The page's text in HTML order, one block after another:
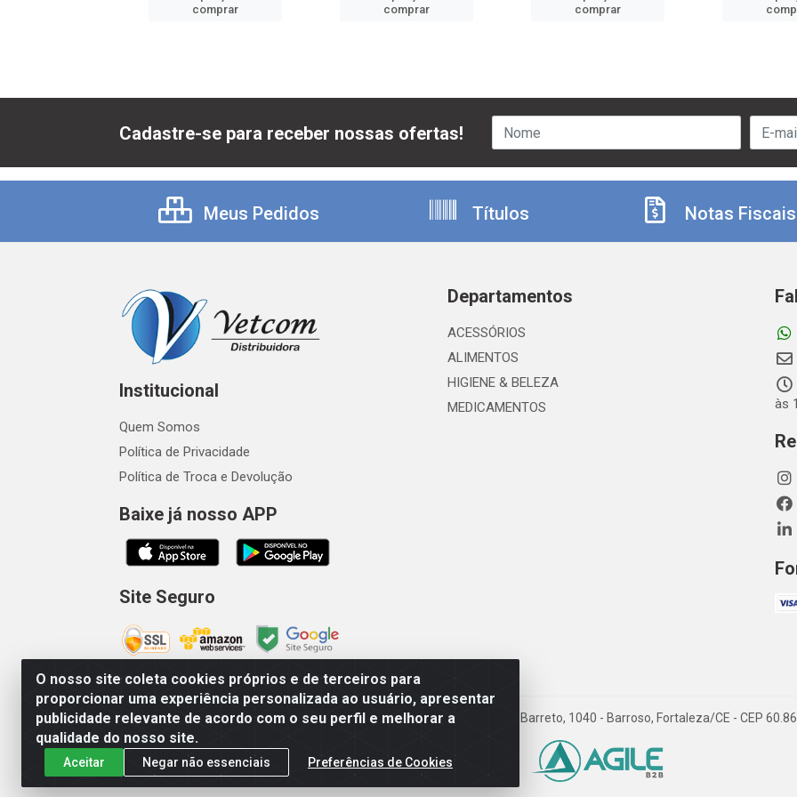
comprar
comprar
comprar
O nosso site coleta cookies próprios e de terceiros para
proporcionar uma experiência personalizada ao usuário, apresentar
publicidade relevante de acordo com o seu perfil e melhorar a
qualidade do nosso site.
Aceitar Negar não essenciais Preferências de Cookies
Cadastre-se para receber nossas ofertas!
Meus Pedidos Títulos Notas Fiscais
Institucional
Quem Somos
Política de Privacidade
Política de Troca e Devolução
Baixe já nosso APP
Site Seguro
Departamentos
ACESSÓRIOS
ALIMENTOS
HIGIENE & BELEZA
MEDICAMENTOS
às
Vetcom Distribuidora de Rações LTDA - Rua Maximiano Barreto, 1040 - Barroso, Fortaleza/CE - CEP